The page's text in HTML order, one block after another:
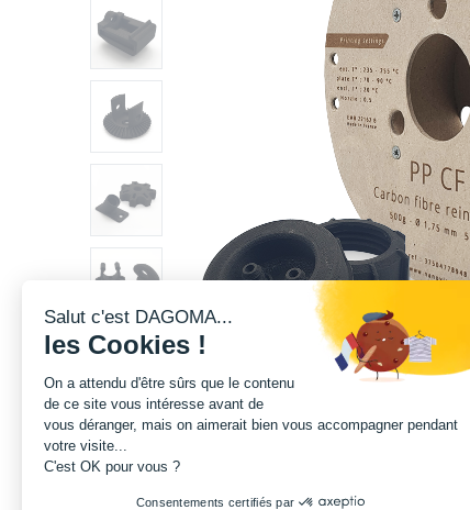
Salut c'est DAGOMA...
les Cookies !
On a attendu d'être sûrs que le contenu
de ce site vous intéresse avant de
vous déranger, mais on aimerait bien vous accompagner pendant
votre visite...
C'est OK pour vous ?
Consentements certifiés par